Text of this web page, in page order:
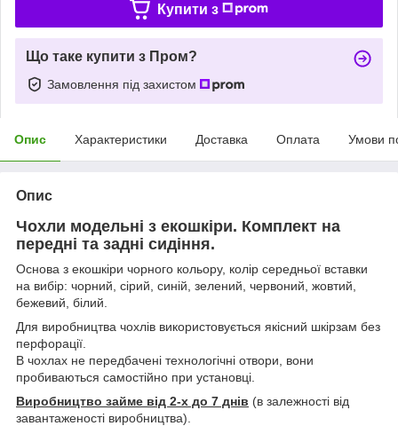
Купити з
Що таке купити з Пром?
Замовлення під захистом
Опис Характеристики Доставка Оплата Умови
Опис
Чохли модельні з екошкіри. Комплект на
передні та задні сидіння.
Основа з екошкіри чорного кольору, колір середньої вставки
на вибір: чорний, сірий, синій, зелений, червоний, жовтий,
бежевий, білий.
Для виробництва чохлів використовується якісний шкірзам без
перфорації.
В чохлах не передбачені технологічні отвори, вони
пробиваються самостійно при установці.
Виробництво займе від 2-х до 7 днів (в залежності від
завантаженості виробництва).